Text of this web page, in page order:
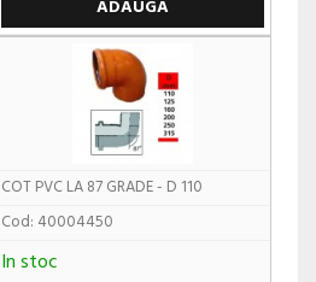
ADAUGA
COT PVC LA 87 GRADE - D 110
Cod: 40004450
In stoc